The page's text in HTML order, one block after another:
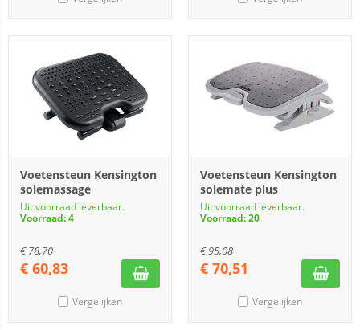
Voetensteun Kensington
solemassage
Uit voorraad leverbaar.
Voorraad: 4
€78,70
€ 60,83
Vergelijken
Voetensteun Kensington
solemate plus
Uit voorraad leverbaar.
Voorraad: 20
€95,08
€ 70,51
Vergelijken